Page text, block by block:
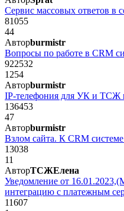
Сервис массовых ответов в
81055
44
Авторburmistr
Вопросы по работе в CRM
922532
1254
Авторburmistr
IP-телефония для УК и
136453
47
Авторburmistr
Взлом сайта. К CRM
13038
11
АвторТСЖЕлена
Уведомление от
интеграцию с платежным
11607